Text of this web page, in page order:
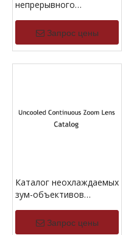
непрерывного
охлаждением MWIR
Запрос цены
Каталог неохлаждаемых
зум-объективов
Запрос цены